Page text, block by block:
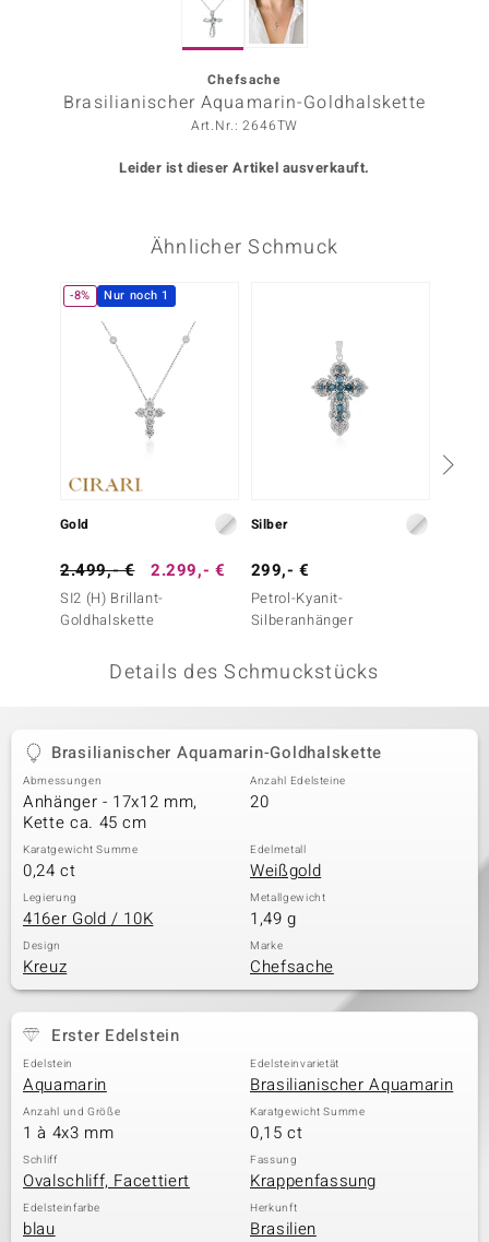
Collection
Classics
Chefsache
Brasilianischer Aquamarin-Goldhalskette
Art.Nr.: 2646TW
Leider ist dieser Artikel ausverkauft.
Ähnlicher Schmuck
-8% Nur noch 1
Gold
2.499,- € 2.299,- €
SI2 (H) Brillant-
Goldhalskette
Silber
299,- €
Petrol-Kyanit-
Silberanhänger
Details des Schmuckstücks
Brasilianischer Aquamarin-Goldhalskette
Abmessungen
Anhänger - 17x12 mm,
Kette ca. 45 cm
Anzahl Edelsteine
20
Karatgewicht Summe
0,24 ct
Edelmetall
Weißgold
Legierung
416er Gold / 10K
Metallgewicht
1,49 g
Design
Kreuz
Marke
Chefsache
Erster Edelstein
Edelstein
Aquamarin
Edelsteinvarietät
Brasilianischer Aquamarin
Anzahl und Größe
1 à 4x3 mm
Karatgewicht Summe
0,15 ct
Schliff
Ovalschliff, Facettiert
Fassung
Krappenfassung
Edelsteinfarbe
blau
Herkunft
Brasilien